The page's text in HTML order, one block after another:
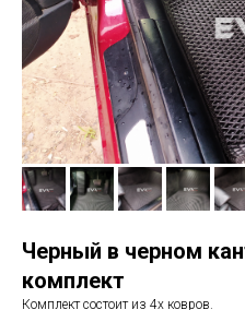
Черный в черном
комплект
Комплект состоит из 4х ковров.